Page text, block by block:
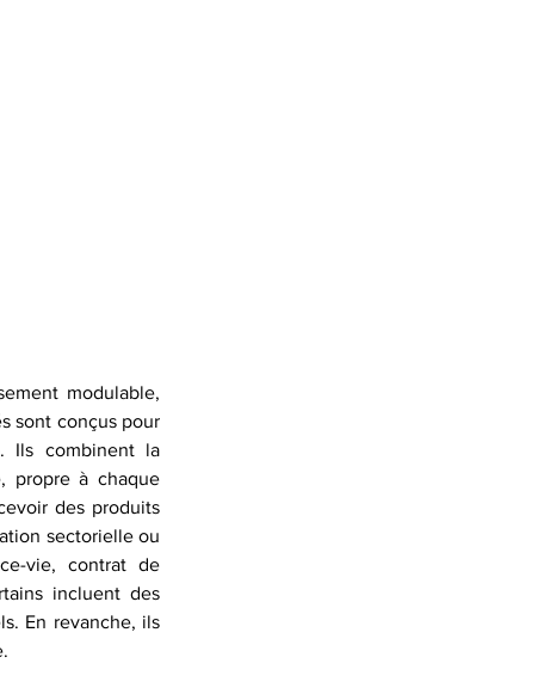
modulable,
sont conçus pour
Ils combinent la
propre à chaque
des produits
sectorielle ou
vie, contrat de
incluent des
En revanche, ils